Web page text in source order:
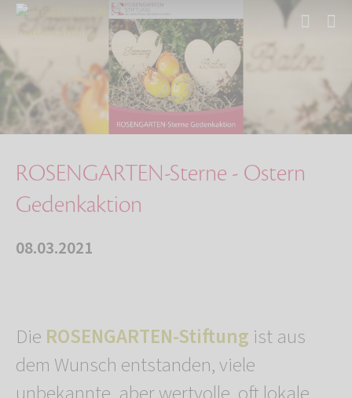
Aktuelles
ROSENGARTEN-Sterne - Ostern Gedenkaktion
ROSENGARTEN-Sterne - Ostern
Gedenkaktion
08.03.2021
Die ROSENGARTEN-Stiftung ist aus
dem Wunsch entstanden, viele